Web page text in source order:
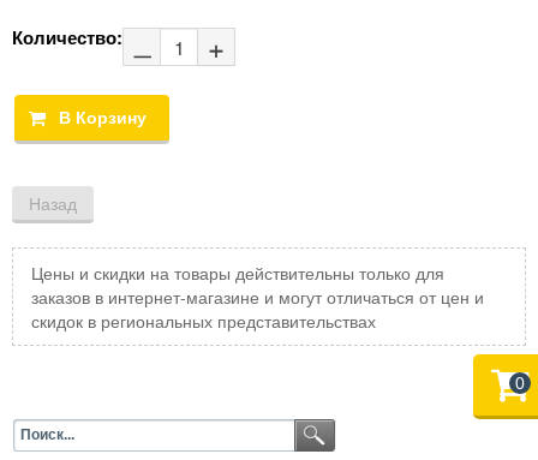
Количество:
Цены и скидки на товары действительны только для
заказов в интернет-магазине и могут отличаться от цен и
скидок в региональных представительствах
0